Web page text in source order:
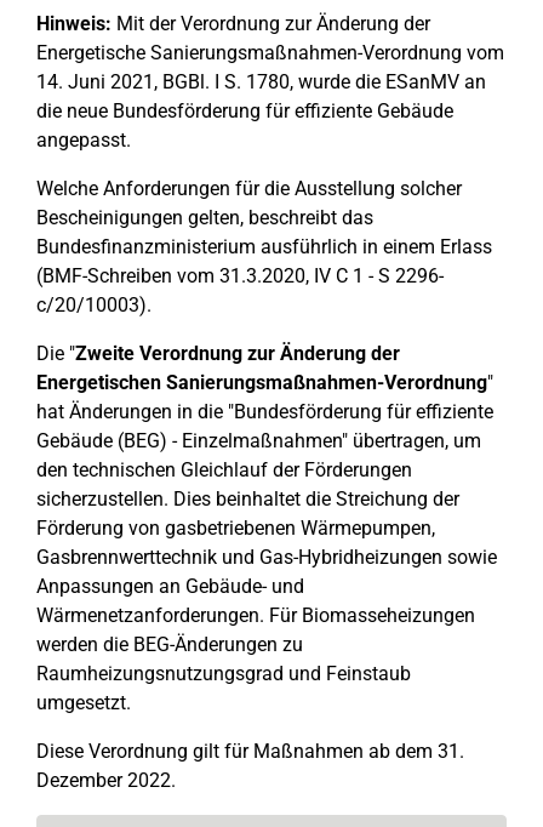
Hinweis: Mit der Verordnung zur Änderung der
Energetische Sanierungsmaßnahmen-Verordnung vom
14. Juni 2021, BGBl. I S. 1780, wurde die ESanMV an
die neue Bundesförderung für effiziente Gebäude
angepasst.
Welche Anforderungen für die Ausstellung solcher
Bescheinigungen gelten, beschreibt das
Bundesfinanzministerium ausführlich in einem Erlass
(BMF-Schreiben vom 31.3.2020, IV C 1 - S 2296-
c/20/10003).
Die "Zweite Verordnung zur Änderung der
Energetischen Sanierungsmaßnahmen-Verordnung"
hat Änderungen in die "Bundesförderung für effiziente
Gebäude (BEG) - Einzelmaßnahmen" übertragen, um
den technischen Gleichlauf der Förderungen
sicherzustellen. Dies beinhaltet die Streichung der
Förderung von gasbetriebenen Wärmepumpen,
Gasbrennwerttechnik und Gas-Hybridheizungen sowie
Anpassungen an Gebäude- und
Wärmenetzanforderungen. Für Biomasseheizungen
werden die BEG-Änderungen zu
Raumheizungsnutzungsgrad und Feinstaub
umgesetzt.
Diese Verordnung gilt für Maßnahmen ab dem 31.
Dezember 2022.